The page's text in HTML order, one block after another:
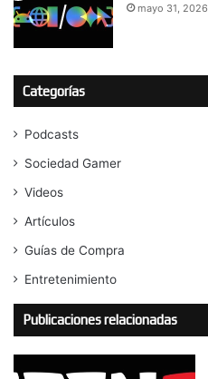
mayo 31, 2026
Categorías
Podcasts
Sociedad Gamer
Videos
Artículos
Guías de Compra
Entretenimiento
Publicaciones relacionadas